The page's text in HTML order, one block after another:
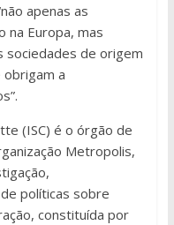
apenas as
na Europa, mas
sociedades de origem
a
(ISC) é o órgão de
Metropolis,
políticas sobre
constituída por